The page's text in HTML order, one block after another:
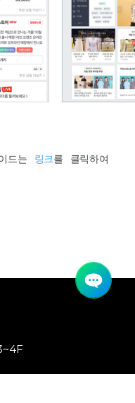
드는 링크를 클릭하여